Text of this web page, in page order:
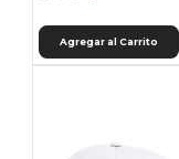
Agregar al Carrito